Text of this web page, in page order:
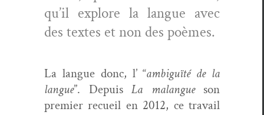
qu’il explore la langue avec
des textes et non des poèmes.
La langue donc, l’ “ambiguïté de la
langue”. Depuis La malangueson
pre­mier recueil en 2012, ce tra­vail